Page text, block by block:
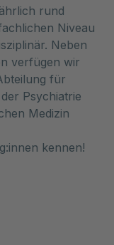
rund
Niveau
Neben
verfügen wir
für
Psychiatrie
Medizin
kennen!